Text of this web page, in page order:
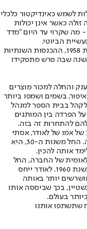
לשמש כאינדיקטור כלכלי
כאשר אינן יכולות
מה שקרוי עד היום "מדד
הביוטי.
כאשר לאודר הצטרף לחברה המשפחתית בשנת 1958, ההכנסות השנתיות
אלף דולרים, לדבריו. בשנת 2009, השנה שבה פרש מתפקידו
והחלה למכור מוצרים
איפור, בשמים ושמפו ביותר
לקהל בבית הספר למנהל
2004, היה שמירה על הפרדה בין המותגים
להתחרות זה בזה.
אמו של לאודר, אסתי
לאודר, בתם של מהגרים יהודים ממזרח אירופה. החל משנות ה-30, היא
אותה להכין.
של החברה, החל
מפתיחת דלפק בחנות הכלבו הרודס בלונדון בשנת 1960. לאודר ייחס
יותר באותה
בכך שביססה אותו
בעולם.
שתשתפו אותנו